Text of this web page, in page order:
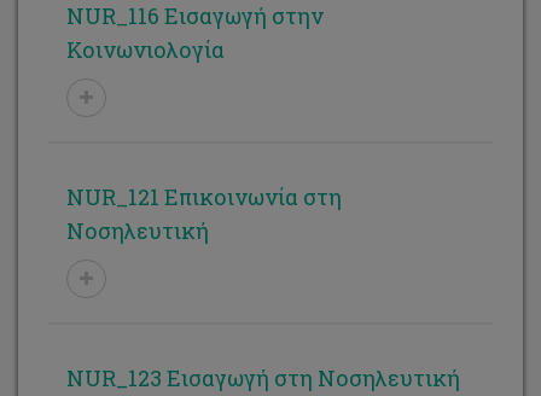
NUR_116 Εισαγωγή στην
Κοινωνιολογία
NUR_121 Επικοινωνία στη
Νοσηλευτική
NUR_123 Εισαγωγή στη Νοσηλευτική